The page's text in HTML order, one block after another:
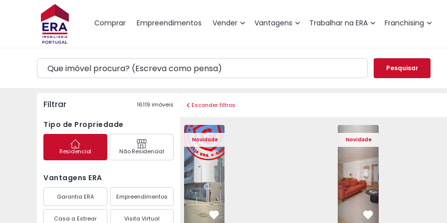
Comprar Empreendimentos Vender Vantagens Trabalhar na ERA Franchising
Mapa
Pesquisar
Filtrar 16119 imóveis
Tipo de Propriedade
Residencial Não Residencial
Vantagens ERA
Garantia ERA Empreendimentos
Casa a Estrear Visita Virtual
Esconder filtros
Novidade
Apartamento T3 Póvoa de Varzim, Póvoa de Varzim, Beiriz e Argivai -
Favorito
Novidade
Apartamento T4 Cascais, São
Apartamento T4 Cascais,
Apartamento T4
Favorito